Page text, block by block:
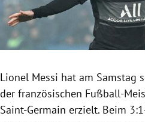
Untermenü
Untermenü
Untermenü
Lionel Messi hat am Samstag
der französischen Fußball-
Saint-Germain erzielt. Beim